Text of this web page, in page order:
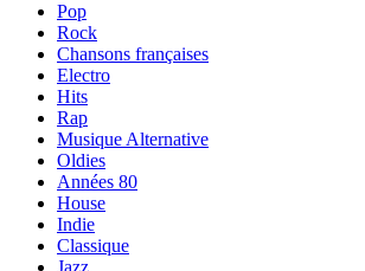
Pop
Rock
Chansons françaises
Electro
Hits
Rap
Musique Alternative
Oldies
Années 80
House
Indie
Classique